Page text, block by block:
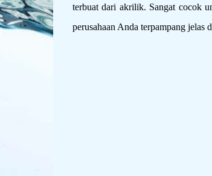
terbuat dari akrilik. Sangat cocok
perusahaan Anda terpampang jelas